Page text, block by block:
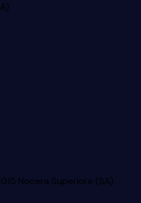
Nocera Superiore (SA)